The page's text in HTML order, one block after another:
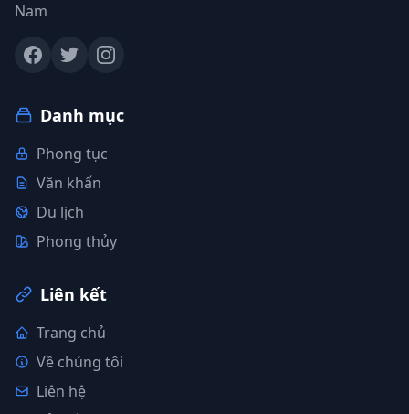
Nam
Danh mục
Phong tục
Văn khấn
Du lịch
Phong thủy
Liên kết
Trang chủ
Về chúng tôi
Liên hệ